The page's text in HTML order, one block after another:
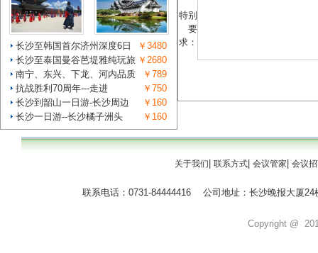
长沙至韩国首尔济州深度6日
￥3480
长沙至泰国曼谷芭堤雅纯玩旅 ￥2680
南宁、东兴、下龙、河内品质
￥789
抗战胜利70周年---走进
￥750
长沙到韶山一日游-长沙周边
￥160
长沙一日游--长沙橘子洲头
￥160
特别
要
求：
关于我们 联系方式 会议管家 会议
联系电话：0731-84444416 公司地址：长沙晚报大
Copyright @